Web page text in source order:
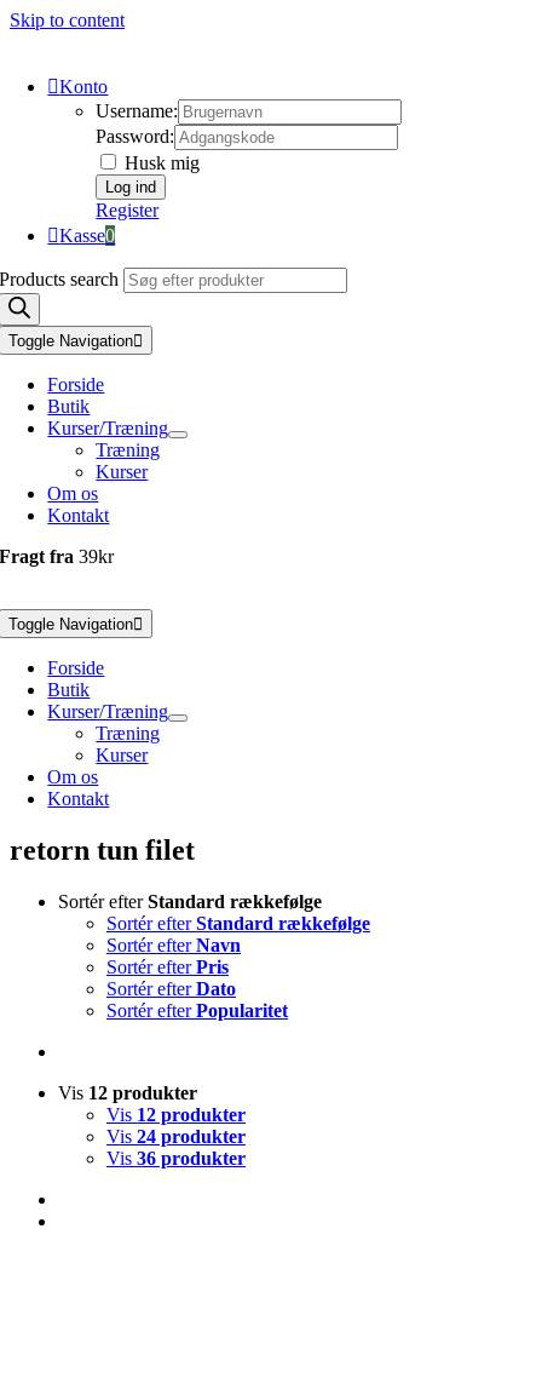
Skip to content
Konto
Username:
Password:
Husk mig
Register
Kasse0
Products search
Toggle Navigation
Forside
Butik
Kurser/Træning
Træning
Kurser
Om os
Kontakt
Fragt fra39kr
Toggle Navigation
Forside
Butik
Kurser/Træning
Træning
Kurser
Om os
Kontakt
retorn tun filet
Sortér efterStandard rækkefølge
Sortér efterStandard rækkefølge
Sortér efterNavn
Sortér efterPris
Sortér efterDato
Sortér efterPopularitet
Vis 12 produkter
Vis 12 produkter
Vis 24 produkter
Vis 36 produkter